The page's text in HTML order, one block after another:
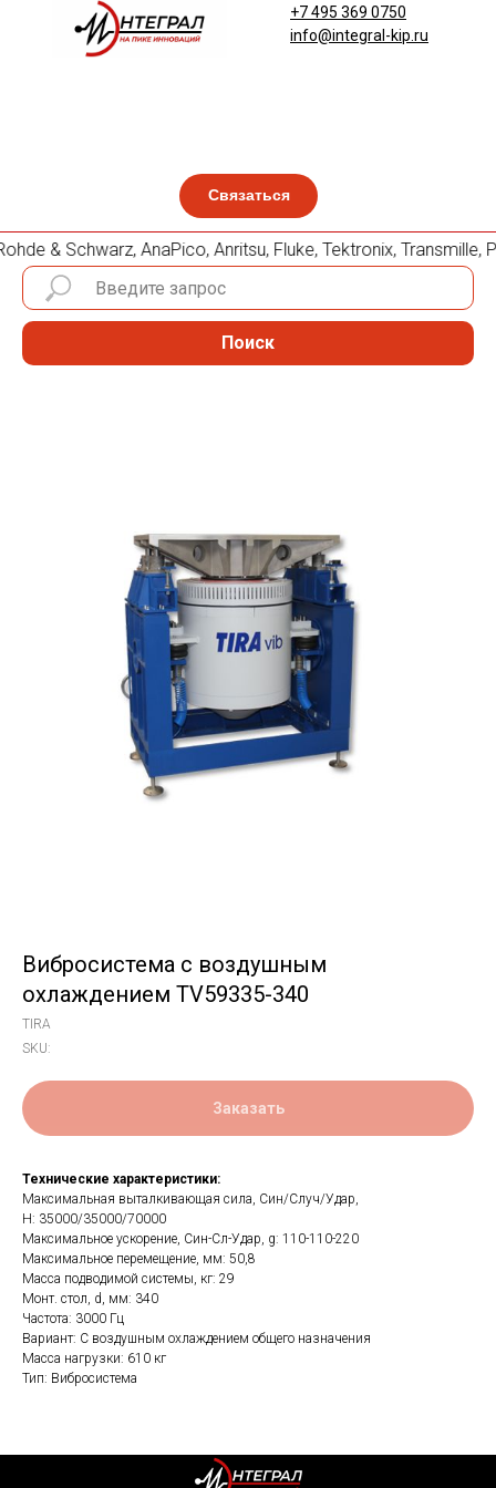
Связаться
+7 495 369 0750
info@integral-kip.ru
& Schwarz, AnaPico, Anritsu, Fluke, Tektronix, Transmille,
Поиск
Вибросистема с воздушным
охлаждением TV59335-340
TIRA
SKU:
Заказать
Технические характеристики:
Максимальная выталкивающая сила, Син/Случ/Удар,
Н: 35000/35000/70000
Максимальное ускорение, Син-Сл-Удар, g: 110-110-220
Максимальное перемещение, мм: 50,8
Масса подводимой системы, кг: 29
Монт. стол, d, мм: 340
Частота: 3000 Гц
Вариант: С воздушным охлаждением общего назначения
Масса нагрузки: 610 кг
Тип: Вибросистема